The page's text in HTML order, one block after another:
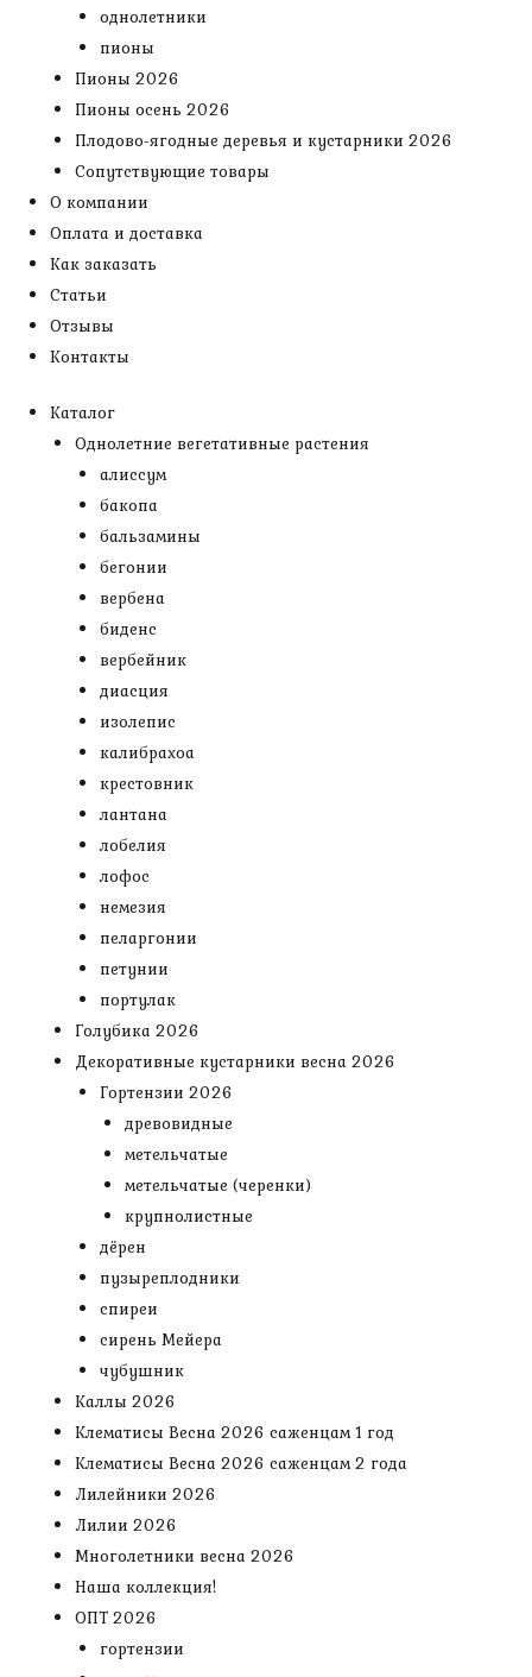
однолетники
пионы
Пионы 2026
Пионы осень 2026
Плодово-ягодные деревья и кустарники 2026
Сопутствующие товары
О компании
Оплата и доставка
Как заказать
Статьи
Отзывы
Контакты
Каталог
Однолетние вегетативные растения
алиссум
бакопа
бальзамины
бегонии
вербена
биденс
вербейник
диасция
изолепис
калибрахоа
крестовник
лантана
лобелия
лофос
немезия
пеларгонии
петунии
портулак
Голубика 2026
Декоративные кустарники весна 2026
Гортензии 2026
древовидные
метельчатые
метельчатые (черенки)
крупнолистные
дёрен
пузыреплодники
спиреи
сирень Мейера
чубушник
Каллы 2026
Клематисы Весна 2026 саженцам 1 год
Клематисы Весна 2026 саженцам 2 года
Лилейники 2026
Лилии 2026
Многолетники весна 2026
Наша коллекция!
ОПТ 2026
гортензии